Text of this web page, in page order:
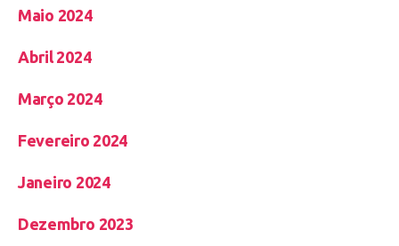
Maio 2024
Abril 2024
Março 2024
Fevereiro 2024
Janeiro 2024
Dezembro 2023